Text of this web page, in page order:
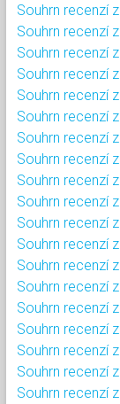
Souhrn recenzí
Souhrn recenzí
Souhrn recenzí
Souhrn recenzí
Souhrn recenzí
Souhrn recenzí
Souhrn recenzí
Souhrn recenzí
Souhrn recenzí
Souhrn recenzí
Souhrn recenzí
Souhrn recenzí
Souhrn recenzí
Souhrn recenzí
Souhrn recenzí
Souhrn recenzí
Souhrn recenzí
Souhrn recenzí
Souhrn recenzí